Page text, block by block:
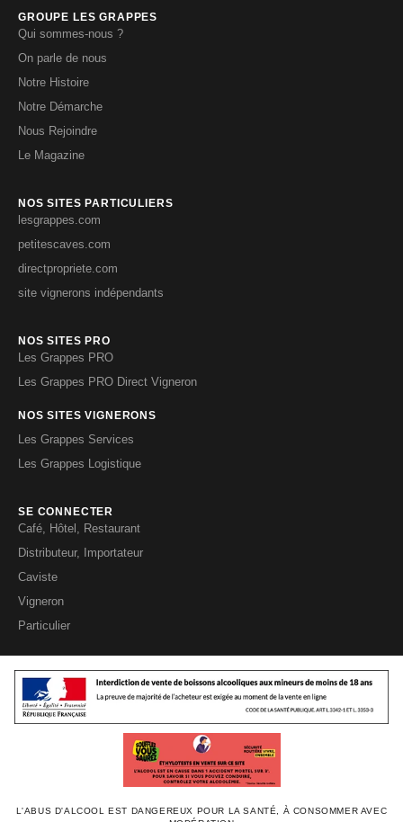
GROUPE LES GRAPPES
Qui sommes-nous ?
On parle de nous
Notre Histoire
Notre Démarche
Nous Rejoindre
Le Magazine
NOS SITES PARTICULIERS
lesgrappes.com
petitescaves.com
directpropriete.com
site vignerons indépendants
NOS SITES PRO
Les Grappes PRO
Les Grappes PRO Direct Vigneron
NOS SITES VIGNERONS
Les Grappes Services
Les Grappes Logistique
SE CONNECTER
Café, Hôtel, Restaurant
Distributeur, Importateur
Caviste
Vigneron
Particulier
L'ABUS D'ALCOOL EST DANGEREUX POUR LA SANTÉ, À CONSOMMER AVEC